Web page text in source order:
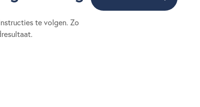
te volgen. Zo